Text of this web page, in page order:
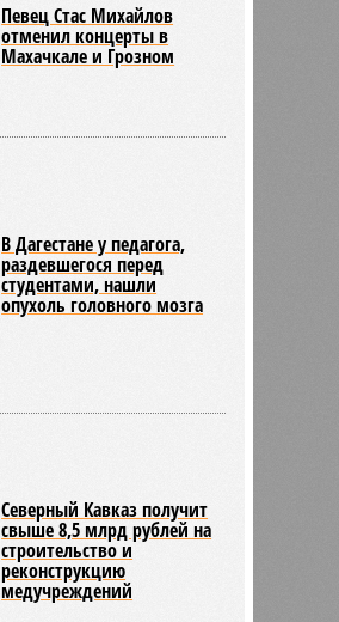
Певец Стас Михайлов
отменил концерты в
Махачкале и Грозном
В Дагестане у педагога,
раздевшегося перед
студентами, нашли
опухоль головного мозга
Северный Кавказ получит
свыше 8,5 млрд рублей на
строительство и
реконструкцию
медучреждений